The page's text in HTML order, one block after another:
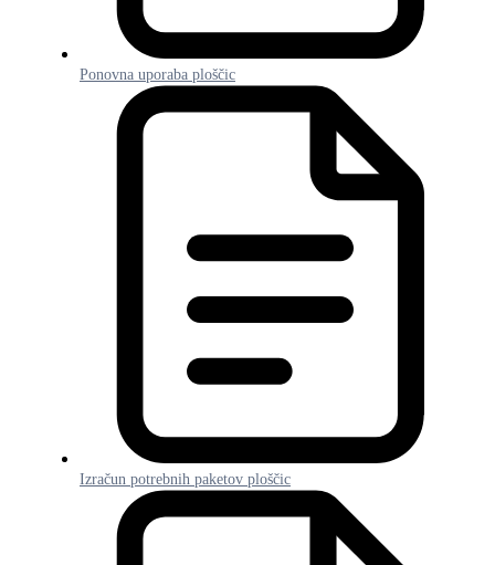
Ponovna uporaba ploščic
Izračun potrebnih paketov ploščic